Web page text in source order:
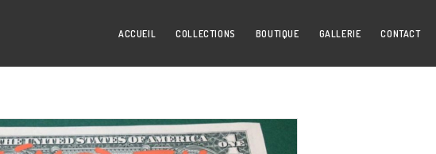
ACCUEIL COLLECTIONS BOUTIQUE GALLERIE CONTACT